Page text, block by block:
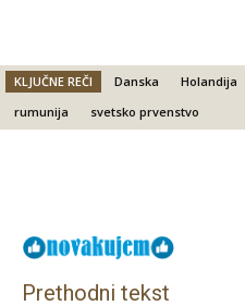
KLJUČNE REČI Danska Holandija
rumunija
svetsko prvenstvo
Prethodni tekst